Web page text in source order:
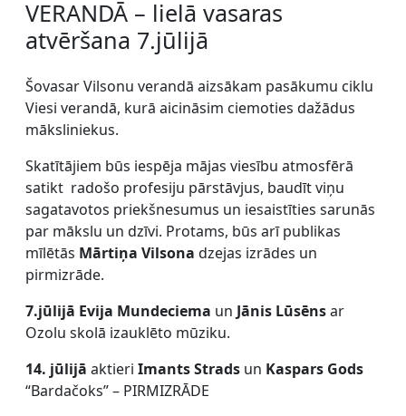
VERANDĀ – lielā vasaras
atvēršana 7.jūlijā
Šovasar Vilsonu verandā aizsākam pasākumu ciklu
Viesi verandā, kurā aicināsim ciemoties dažādus
māksliniekus.
Skatītājiem būs iespēja mājas viesību atmosfērā
satikt radošo profesiju pārstāvjus, baudīt viņu
sagatavotos priekšnesumus un iesaistīties sarunās
par mākslu un dzīvi. Protams, būs arī publikas
mīlētās Mārtiņa Vilsona dzejas izrādes un
pirmizrāde.
7.jūlijā Evija Mundeciema un Jānis Lūsēnsar
Ozolu skolā izauklēto mūziku.
14. jūlijā aktieri Imants Strads un Kaspars Gods
“Bardačoks” – PIRMIZRĀDE